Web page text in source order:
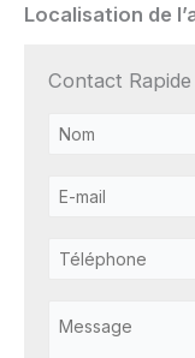
Localisation de
Contact Rapide